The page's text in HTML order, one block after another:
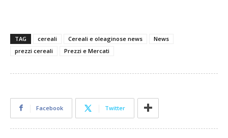
TAG cereali Cereali e oleaginose news
News
prezzi cereali
Prezzi e Mercati
Facebook Twitter